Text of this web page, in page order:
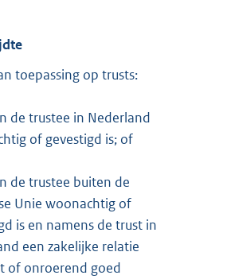
toepassing op trusts:
de trustee in Nederland
of gevestigd is; of
de trustee buiten de
Unie woonachtig of
is en namens de trust in
een zakelijke relatie
of onroerend goed